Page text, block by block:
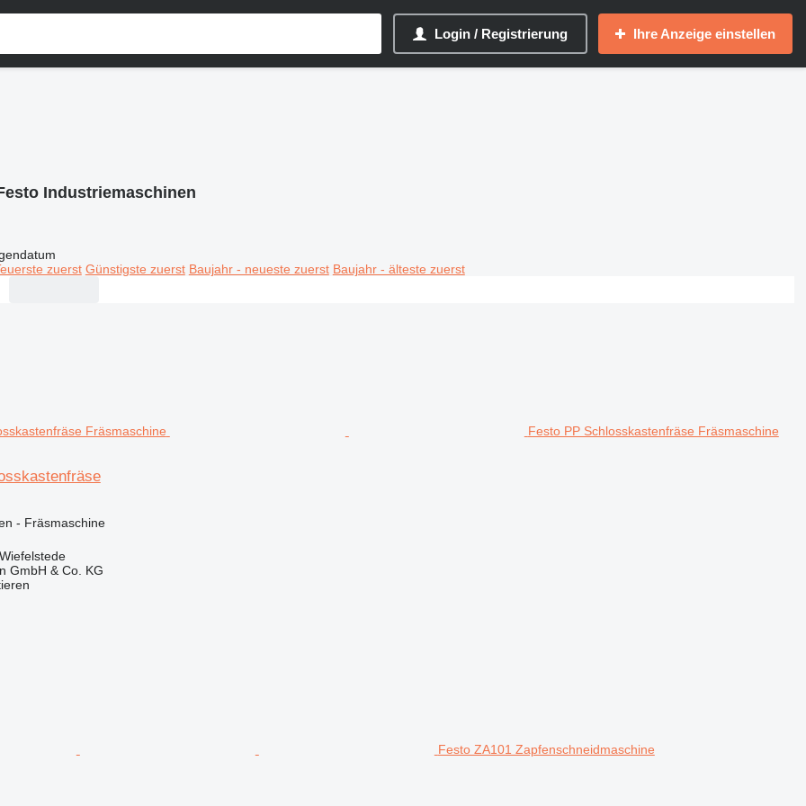
Login / Registrierung Ihre Anzeige einstellen
Industriemaschinen
zuerst Günstigste zuerst Baujahr - neueste zuerst Baujahr - älteste zuerst
Festo PP Schlosskastenfräse Fräsmaschine
- Fräsmaschine
GmbH & Co. KG
Festo ZA101 Zapfenschneidmaschine